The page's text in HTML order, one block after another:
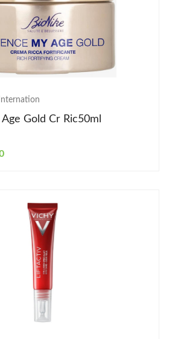
Gold Cr Ric50ml